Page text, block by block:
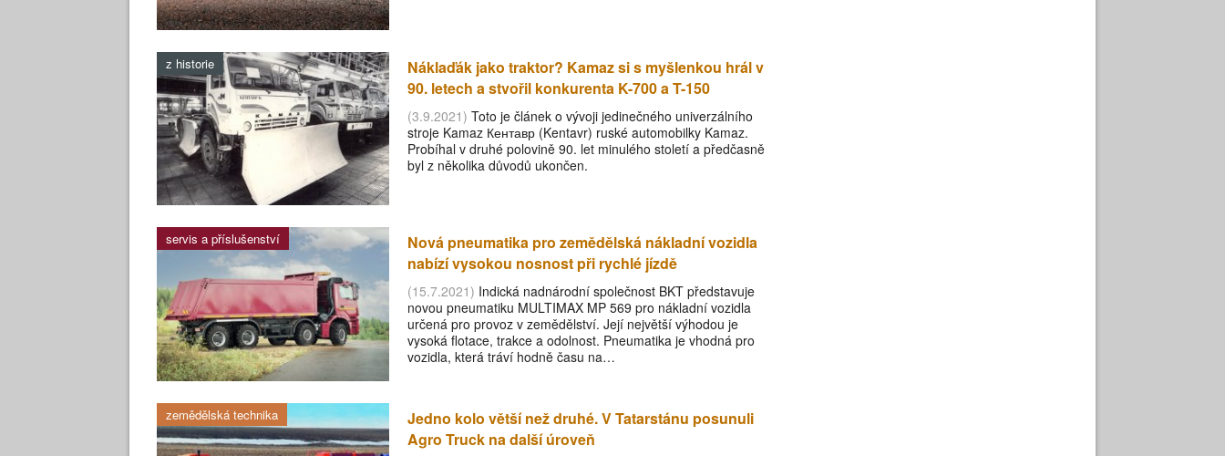
z historie
Náklaďák jako traktor? Kamaz si s myšlenkou hrál v
90. letech a stvořil konkurenta K-700 a T-150
(3.9.2021) Toto je článek o vývoji jedinečného univerzálního
stroje Kamaz Кентавр (Kentavr) ruské automobilky Kamaz.
Probíhal v druhé polovině 90. let minulého století a předčasně
byl z několika důvodů ukončen.
servis a příslušenství
Nová pneumatika pro zemědělská nákladní vozidla
nabízí vysokou nosnost při rychlé jízdě
(15.7.2021) Indická nadnárodní společnost BKT představuje
novou pneumatiku MULTIMAX MP 569 pro nákladní vozidla
určená pro provoz v zemědělství. Její největší výhodou je
vysoká flotace, trakce a odolnost. Pneumatika je vhodná pro
vozidla, která tráví hodně času na…
zemědělská technika
Jedno kolo větší než druhé. V Tatarstánu posunuli
Agro Truck na další úroveň